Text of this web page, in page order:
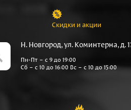
Скидки и акции
Н. Новгород, ул. Коминтерна, д.
Пн-Пт – с 9 до 19:00
Сб – с 10 до 16:00 Вс – с 10 до 15:00